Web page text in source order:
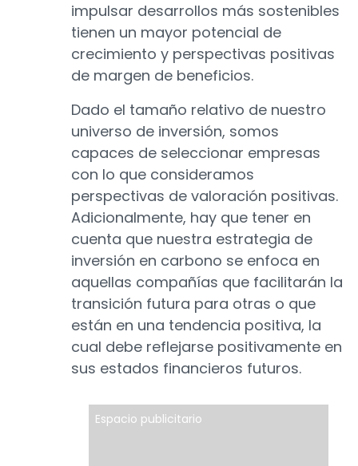
impulsar desarrollos más sostenibles
tienen un mayor potencial de
crecimiento y perspectivas positivas
de margen de beneficios.
Dado el tamaño relativo de nuestro
universo de inversión, somos
capaces de seleccionar empresas
con lo que consideramos
perspectivas de valoración positivas.
Adicionalmente, hay que tener en
cuenta que nuestra estrategia de
inversión en carbono se enfoca en
aquellas compañías que facilitarán la
transición futura para otras o que
están en una tendencia positiva, la
cual debe reflejarse positivamente en
sus estados financieros futuros.
Espacio publicitario